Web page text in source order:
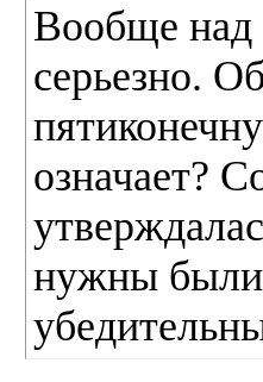
Вообще над
серьезно.
означает?
нужны